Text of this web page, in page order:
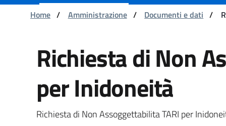
You are:
Home / Amministrazione / Documenti e dati /
Richiesta di Non
Richiesta di Non
per Inidoneità
Richiesta di Non Assoggettabilita TARI per